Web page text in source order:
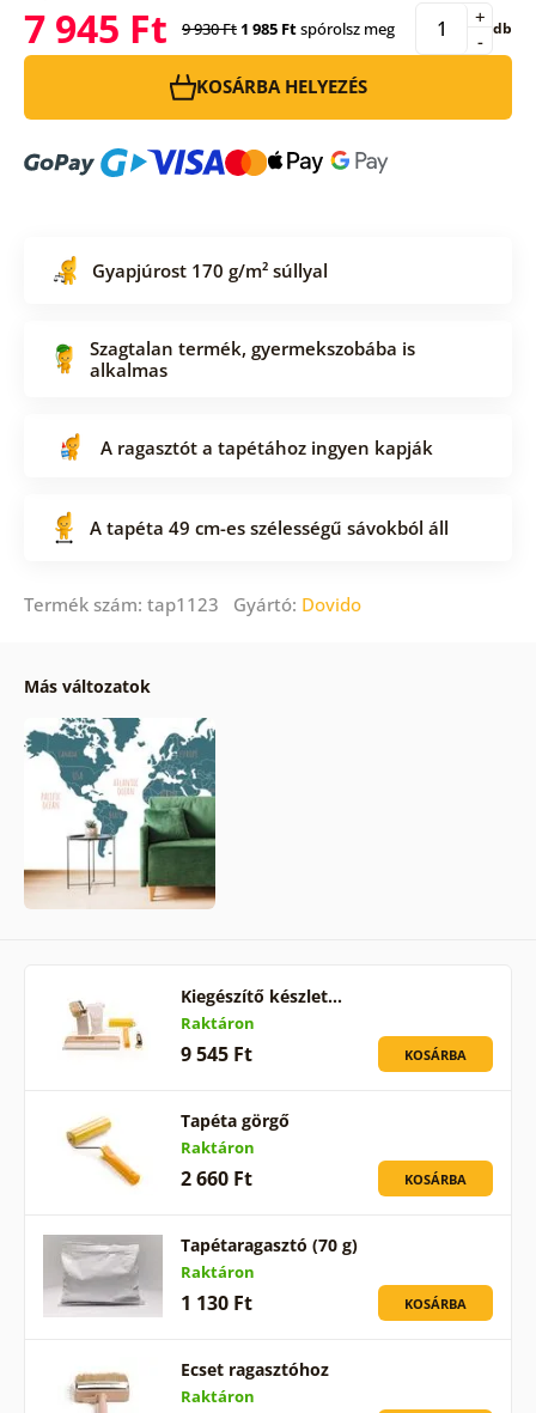
7 945 Ft 9 930 Ft 1 985 Ftspórolsz meg -
+ db
KOSÁRBA HELYEZÉS
Gyapjúrost 170 g/m² súllyal
Szagtalan termék, gyermekszobába is
alkalmas
A ragasztót a tapétához ingyen kapják
A tapéta 49 cm-es szélességű sávokból áll
Termék szám: tap1123 Gyártó: Dovido
Más változatok
Kiegészítő készlet…
Raktáron
9 545 Ft KOSÁRBA
Tapéta görgő
Raktáron
2 660 Ft KOSÁRBA
Tapétaragasztó (70 g)
Raktáron
1 130 Ft KOSÁRBA
Ecset ragasztóhoz
Raktáron